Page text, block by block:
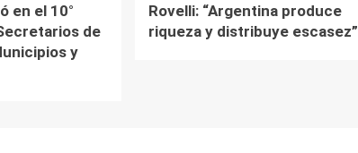
en el 10°
de
y
Rovelli: “Argentina produce
riqueza y distribuye escasez”